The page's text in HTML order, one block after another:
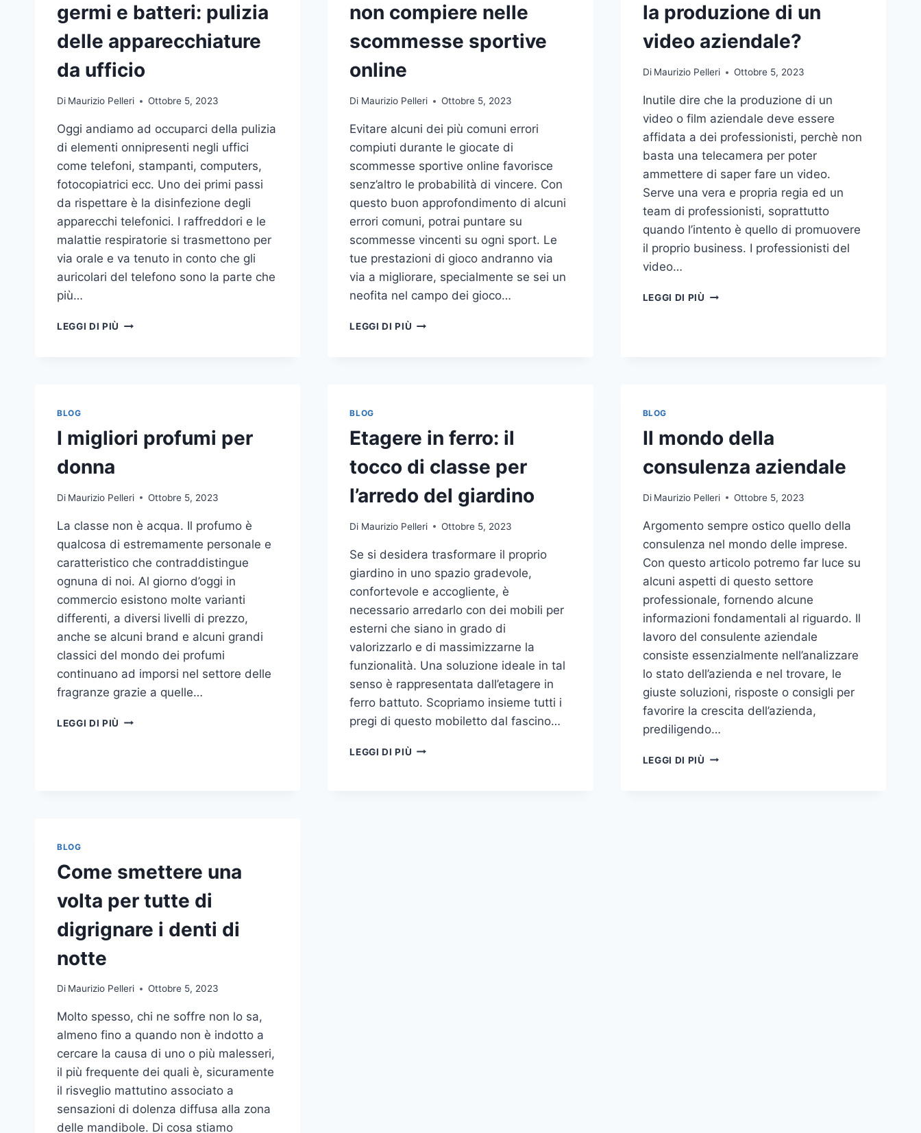
TIPOGRAFIA
ONLINE?
ECCO
germi e batteri: pulizia
delle apparecchiature
da ufficio
Di Maurizio Pelleri Ottobre 5, 2023
Oggi andiamo ad occuparci della pulizia
di elementi onnipresenti negli uffici
come telefoni, stampanti, computers,
fotocopiatrici ecc. Uno dei primi passi
da rispettare è la disinfezione degli
apparecchi telefonici. I raffreddori e le
malattie respiratorie si trasmettono per
via orale e va tenuto in conto che gli
auricolari del telefono sono la parte che
più…
LEGGI DI PIÙ UN
DELLE
APPARECCHIATURE
non compiere nelle
scommesse sportive
online
Di Maurizio Pelleri Ottobre 5, 2023
Evitare alcuni dei più comuni errori
compiuti durante le giocate di
scommesse sportive online favorisce
senz’altro le probabilità di vincere. Con
questo buon approfondimento di alcuni
errori comuni, potrai puntare su
scommesse vincenti su ogni sport. Le
tue prestazioni di gioco andranno via
via a migliorare, specialmente se sei un
neofita nel campo dei gioco…
LEGGI DI PIÙ GLI
SCOMMESSE
ONLINE
la produzione di un
video aziendale?
Di Maurizio Pelleri Ottobre 5, 2023
Inutile dire che la produzione di un
video o film aziendale deve essere
affidata a dei professionisti, perchè non
basta una telecamera per poter
ammettere di saper fare un video.
Serve una vera e propria regia ed un
team di professionisti, soprattutto
quando l’intento è quello di promuovere
il proprio business. I professionisti del
video…
LEGGI DI PIÙ
BLOG
I migliori profumi per
donna
Di Maurizio Pelleri Ottobre 5, 2023
La classe non è acqua. Il profumo è
qualcosa di estremamente personale e
caratteristico che contraddistingue
ognuna di noi. Al giorno d’oggi in
commercio esistono molte varianti
differenti, a diversi livelli di prezzo,
anche se alcuni brand e alcuni grandi
classici del mondo dei profumi
continuano ad imporsi nel settore delle
fragranze grazie a quelle…
LEGGI DI PIÙ
BLOG
Etagere in ferro: il
tocco di classe per
l’arredo del giardino
Di Maurizio Pelleri Ottobre 5, 2023
Se si desidera trasformare il proprio
giardino in uno spazio gradevole,
confortevole e accogliente, è
necessario arredarlo con dei mobili per
esterni che siano in grado di
valorizzarlo e di massimizzarne la
funzionalità. Una soluzione ideale in tal
senso è rappresentata dall’etagere in
ferro battuto. Scopriamo insieme tutti i
pregi di questo mobiletto dal fascino…
LEGGI DI PIÙ ETAGERE
BLOG
Il mondo della
consulenza aziendale
Di Maurizio Pelleri Ottobre 5, 2023
Argomento sempre ostico quello della
consulenza nel mondo delle imprese.
Con questo articolo potremo far luce su
alcuni aspetti di questo settore
professionale, fornendo alcune
informazioni fondamentali al riguardo. Il
lavoro del consulente aziendale
consiste essenzialmente nell’analizzare
lo stato dell’azienda e nel trovare, le
giuste soluzioni, risposte o consigli per
favorire la crescita dell’azienda,
prediligendo…
LEGGI DI PIÙ IL
BLOG
Come smettere una
volta per tutte di
digrignare i denti di
notte
Di Maurizio Pelleri Ottobre 5, 2023
Molto spesso, chi ne soffre non lo sa,
almeno fino a quando non è indotto a
cercare la causa di uno o più malesseri,
il più frequente dei quali è, sicuramente
il risveglio mattutino associato a
sensazioni di dolenza diffusa alla zona
delle mandibole. Di cosa stiamo